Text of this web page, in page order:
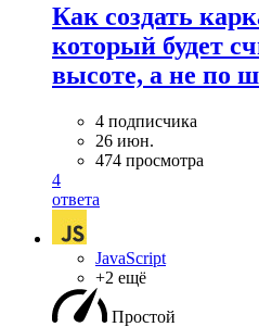
Как создать
который будет
высоте, а не по
4 подписчика
26 июн.
474 просмотра
4
ответа
JavaScript
+2 ещё
Простой